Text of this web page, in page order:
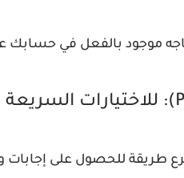
موجود بالفعل في
طريقة للحصول على